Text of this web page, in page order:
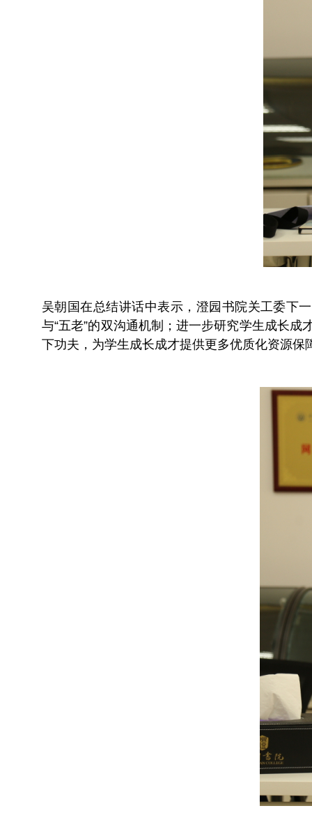
吴朝国在总结讲话中表示，澄园书院关工委下
与“五老”的双沟通机制；进一步研究学生成长
下功夫，为学生成长成才提供更多优质化资源保